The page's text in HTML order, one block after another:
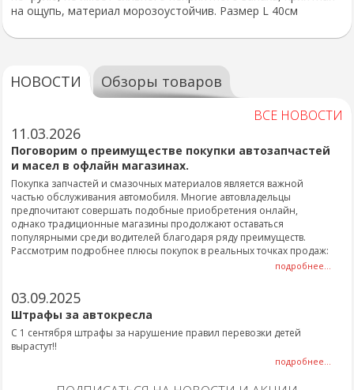
на ощупь, материал морозоустойчив. Размер L 40см
НОВОСТИ Обзоры товаров
ВСЕ НОВОСТИ
11.03.2026
Поговорим о преимуществе покупки автозапчастей
и масел в офлайн магазинах.
Покупка запчастей и смазочных материалов является важной
частью обслуживания автомобиля. Многие автовладельцы
предпочитают совершать подобные приобретения онлайн,
однако традиционные магазины продолжают оставаться
популярными среди водителей благодаря ряду преимуществ.
Рассмотрим подробнее плюсы покупок в реальных точках продаж:
подробнее...
03.09.2025
Штрафы за автокресла
С 1 сентября штрафы за нарушение правил перевозки детей
вырастут!!
подробнее...